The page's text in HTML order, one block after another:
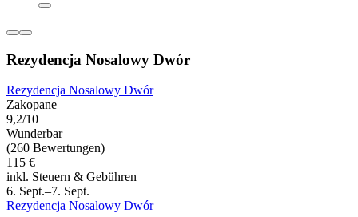
Rezydencja Nosalowy Dwór
Rezydencja Nosalowy Dwór
Zakopane
9,2/10
Wunderbar
(260 Bewertungen)
115 €
inkl. Steuern & Gebühren
6. Sept.–7. Sept.
Rezydencja Nosalowy Dwór